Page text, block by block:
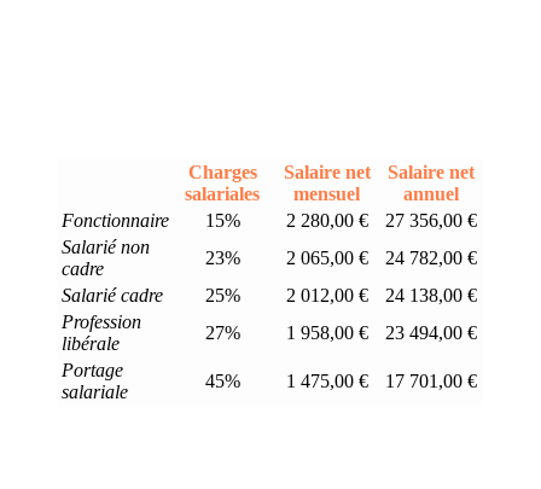
Charges
salariales
Salaire net
mensuel
Salaire net
annuel
Fonctionnaire
15% 2 280,00 €
27 356,00 €
Salarié non
cadre
23% 2 065,00 €
24 782,00 €
Salarié cadre
25% 2 012,00 €
24 138,00 €
Profession
libérale
27% 1 958,00 €
23 494,00 €
Portage
salariale
45% 1 475,00 € 17 701,00 €